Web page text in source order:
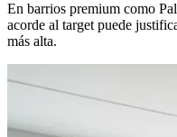
En barrios premium como
acorde al target puede
más alta.